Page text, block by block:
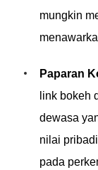
mungkin
Paparan
link bokeh
dewasa
nilai
pada